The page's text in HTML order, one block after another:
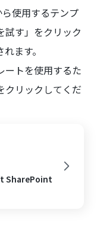
ら使用するテンプ
試す」をクリック
ます。
ートを使用するた
クリックしてくだ
SharePoint